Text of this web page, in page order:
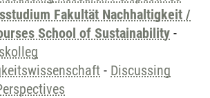
Fakultät Nachhaltigkeit /
School of Sustainability -
- Discussing